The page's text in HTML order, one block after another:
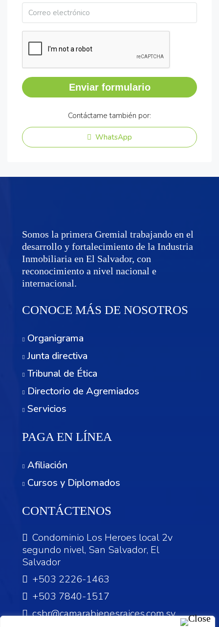
Enviar formulario
Contáctame también por:
WhatsApp
Somos la primera Gremial trabajando en el
desarrollo y fortalecimiento de la Industria
Inmobiliaria en El Salvador, con
reconocimiento a nivel nacional e
internacional.
CONOCE MÁS DE NOSOTROS
Organigrama
Junta directiva
Tribunal de Ética
Directorio de Agremiados
Servicios
PAGA EN LÍNEA
Afiliación
Cursos y Diplomados
CONTÁCTENOS
Condominio Los Heroes local 2v
segundo nivel, San Salvador, El
Salvador
+503 2226-1463
+503 7840-1517
csbr@camarabienesraices.com.sv